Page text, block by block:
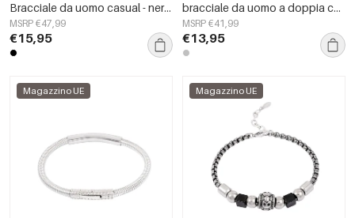
Bracciale da uomo casual - nero/argento
MSRP €47,99
€15,95
bracciale da uomo a doppia catena
MSRP €41,99
€13,95
Magazzino UE Magazzino UE